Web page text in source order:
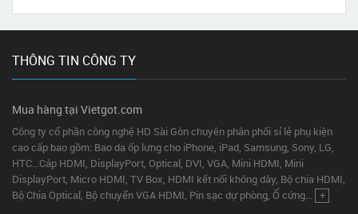
THÔNG TIN CÔNG TY
Mua hàng tại Vietgot.com
Công ty cổ phần công nghệ HD Sài Gòn chuyên phân phối sỉ lẻ phụ kiện
cao cấp bao gồm: Bao da ốp lưng cho iPhone, iPad, Samsung, Sony, LG,
HTC...Cáp HDMI, DisplayPort, Optical, DVI, VGA, Mini HDMI, Mini
DisplayPort, Micro HDMI, TV Box, HDMI kết nối không dây, Bộ chia HDMI,
Bộ Chia Optical, Bộ chuyển VGA HDMI, Pin sạc dự phòng, Ổ cứng... +